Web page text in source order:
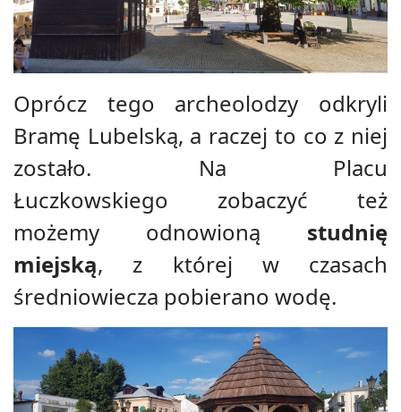
Oprócz tego archeolodzy odkryli
Bramę Lubelską, a raczej to co z niej
zostało. Na
Placu
Łuczkowskiego zobaczyć też
możemy odnowioną studnię
miejską, z której w czasach
średniowiecza pobierano wodę.